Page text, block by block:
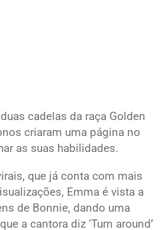
cadelas da raça Golden
criaram uma página no
as suas habilidades.
que já conta com mais
Emma é vista a
de Bonnie, dando uma
a cantora diz ‘Turn around’